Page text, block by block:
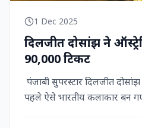
1 Dec 2025
दिलजीत दोसांझ ने
90,000 टिकट
पंजाबी सुपरस्टार दिलजीत
पहले ऐसे भारतीय कलाकार बन